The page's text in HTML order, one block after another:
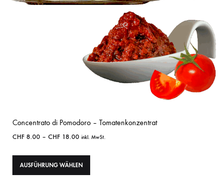
Concentrato di Pomodoro – Tomatenkonzentrat
CHF 8.00 – CHF 18.00 inkl. MwSt.
AUSFÜHRUNG WÄHLEN